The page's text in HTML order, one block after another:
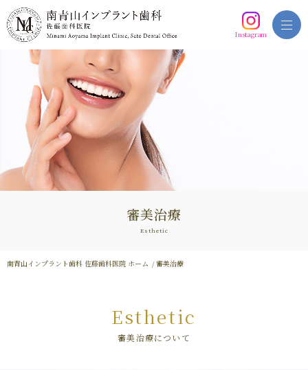
Instagram
審美治療
Esthetic
南青山インプラント歯科 佐藤歯科医院 ホーム 審美治療
Esthetic
審美治療について